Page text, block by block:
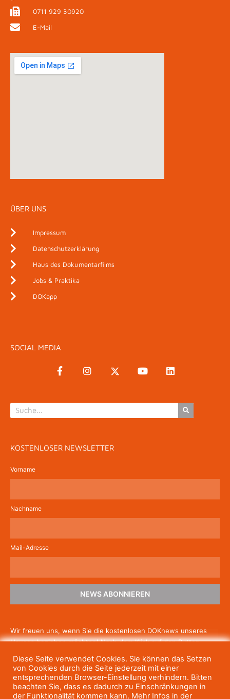
0711 929 30920
E-Mail
ÜBER UNS
Impressum
Datenschutzerklärung
Haus des Dokumentarfilms
Jobs & Praktika
DOKapp
SOCIAL MEDIA
KOSTENLOSER NEWSLETTER
Vorname
Nachname
Mail-Adresse
NEWS ABONNIEREN
Wir freuen uns, wenn Sie die kostenlosen DOKnews unseres
Hauses beziehen möchten! Nach dem Klick auf den Button
um die Newsletter-Anmeldung abzuschließen. Wenn Sie unsere
Gratis-News irgendwann nicht mehr erhalten wollen, können
Siesich jederzeit einfach wieder abmelden.
Diese Seite verwendet Cookies. Sie können das Setzen
von Cookies durch die Seite jederzeit mit einer
entsprechenden Browser-Einstellung verhindern. Bitten
beachten Sie, dass es dadurch zu Einschränkungen in
der Funktionalität kommen kann. Mehr Infos in der